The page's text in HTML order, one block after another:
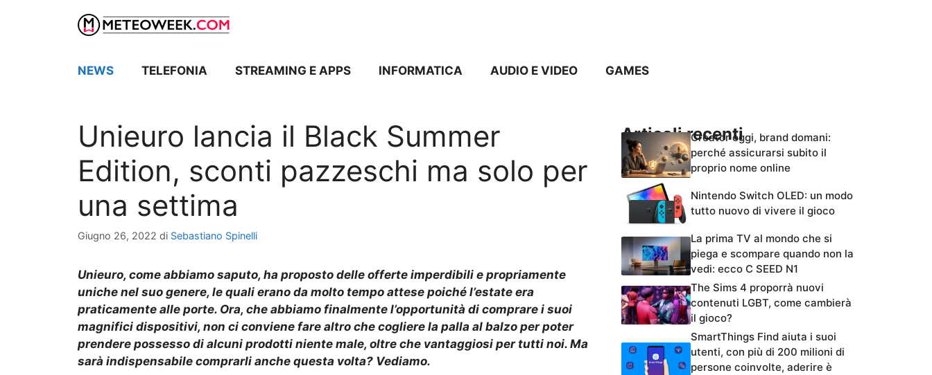
NEWS TELEFONIA STREAMING E APPS INFORMATICA AUDIO E VIDEO GAMES
Unieuro lancia il Black Summer
Edition, sconti pazzeschi ma solo per
una settima
Giugno 26, 2022 di Sebastiano Spinelli
Unieuro, come abbiamo saputo, ha proposto delle offerte imperdibili e propriamente
uniche nel suo genere, le quali erano da molto tempo attese poiché l’estate era
praticamente alle porte. Ora, che abbiamo finalmente l’opportunità di comprare i suoi
magnifici dispositivi, non ci conviene fare altro che cogliere la palla al balzo per poter
prendere possesso di alcuni prodotti niente male, oltre che vantaggiosi per tutti noi. Ma
sarà indispensabile comprarli anche questa volta? Vediamo.
Articoli recentiCreator oggi, brand domani:
perché assicurarsi subito il
proprio nome online
Nintendo Switch OLED: un modo
tutto nuovo di vivere il gioco
La prima TV al mondo che si
piega e scompare quando non la
vedi: ecco C SEED N1
The Sims 4 proporrà nuovi
contenuti LGBT, come cambierà
il gioco?
SmartThings Find aiuta i suoi
utenti, con più di 200 milioni di
persone coinvolte, aderire è